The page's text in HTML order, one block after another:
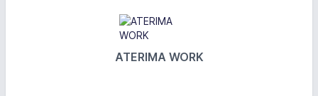
ATERIMA WORK